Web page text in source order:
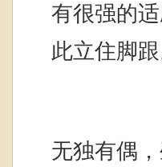
有很强的
此立住脚跟
无独有偶